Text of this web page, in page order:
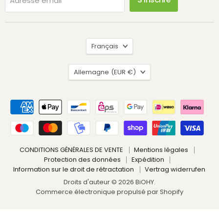
CONDITIONS GÉNÉRALES DE VENTE
Mentions légales
Protection des données
Expédition
Information sur le droit de rétractation
Vertrag widerrufen
Droits d'auteur © 2026 BiOHY.
Commerce électronique propulsé par Shopify
Langue
Français
Pays
Allemagne (EUR €)